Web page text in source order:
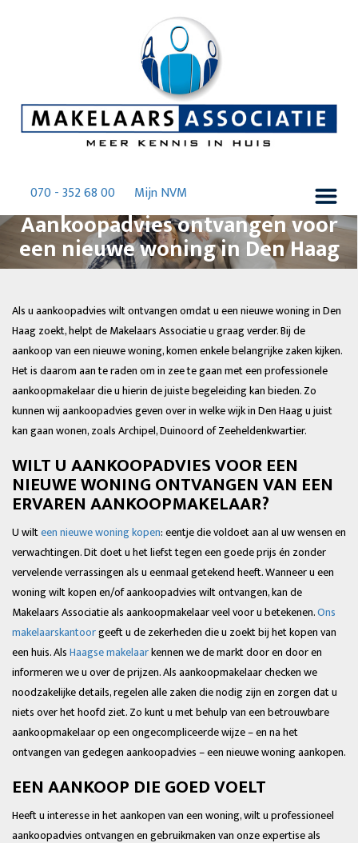
070 - 352 68 00 Mijn NVM
Aankoopadvies ontvangen voor
een nieuwe woning in Den Haag
Als u aankoopadvies wilt ontvangen omdat u een nieuwe woning in Den
Haag zoekt, helpt de Makelaars Associatie u graag verder. Bij de
aankoop van een nieuwe woning, komen enkele belangrijke zaken kijken.
Het is daarom aan te raden om in zee te gaan met een professionele
aankoopmakelaar die u hierin de juiste begeleiding kan bieden. Zo
kunnen wij aankoopadvies geven over in welke wijk in Den Haag u juist
kan gaan wonen, zoals Archipel, Duinoord of Zeeheldenkwartier.
WILT U AANKOOPADVIES VOOR EEN
NIEUWE WONING ONTVANGEN VAN EEN
ERVAREN AANKOOPMAKELAAR?
U wilteen nieuwe woning kopen: eentje die voldoet aan al uw wensen en
verwachtingen. Dit doet u het liefst tegen een goede prijs én zonder
vervelende verrassingen als u eenmaal getekend heeft. Wanneer u een
woning wilt kopen en/of aankoopadvies wilt ontvangen, kan de
Makelaars Associatie als aankoopmakelaar veel voor u betekenen.Ons
makelaarskantoorgeeft u de zekerheden die u zoekt bij het kopen van
een huis. AlsHaagse makelaarkennen we de markt door en door en
informeren we u over de prijzen. Als aankoopmakelaar checken we
noodzakelijke details, regelen alle zaken die nodig zijn en zorgen dat u
niets over het hoofd ziet. Zo kunt u met behulp van een betrouwbare
aankoopmakelaar op een ongecompliceerde wijze – en na het
ontvangen van gedegen aankoopadvies – een nieuwe woning aankopen.
EEN AANKOOP DIE GOED VOELT
Heeft u interesse in het aankopen van een woning, wilt u professioneel
aankoopadvies ontvangen en gebruikmaken van onze expertise als